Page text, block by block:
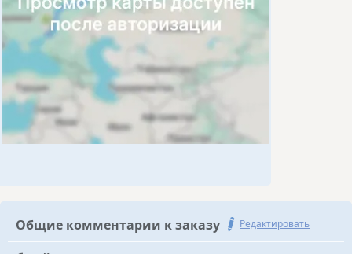
Общие комментарии к заказу Редактировать